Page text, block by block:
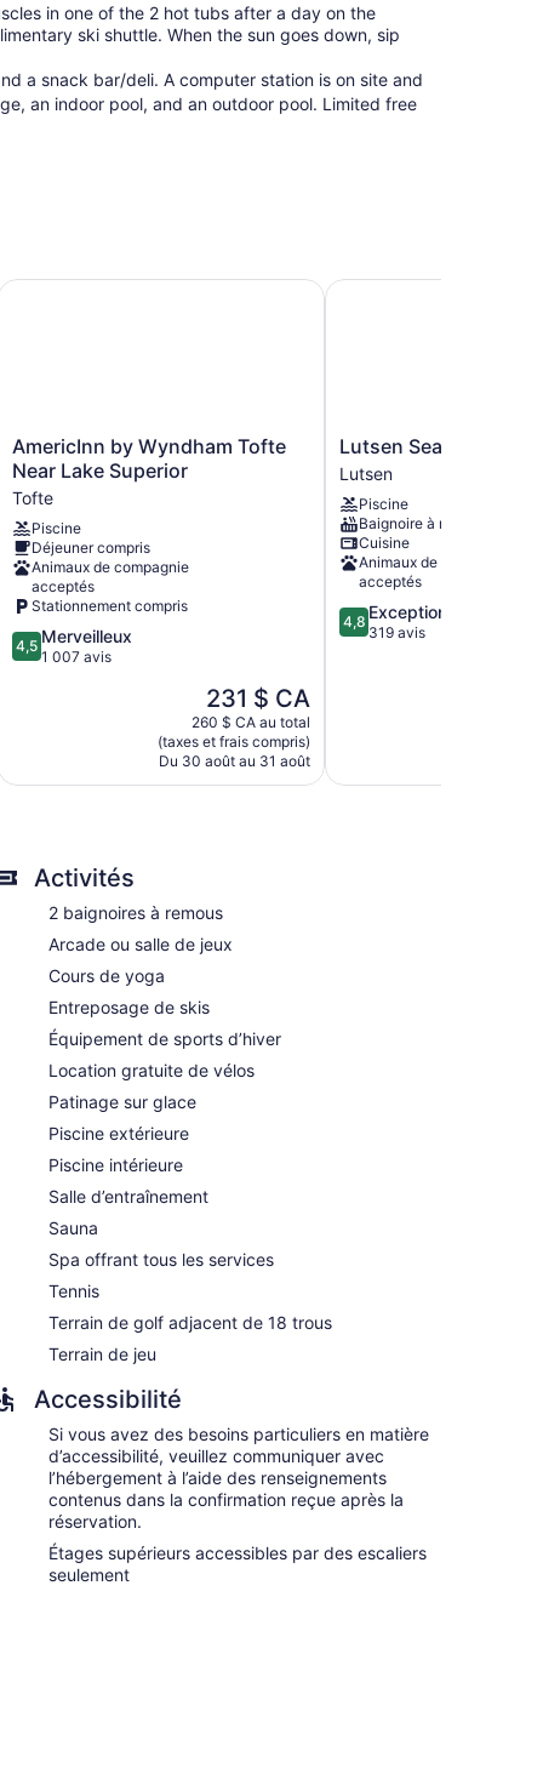
in one of the 2 hot tubs after a day on the
ski shuttle. When the sun goes down, sip
a snack bar/deli. A computer station is on site and
an indoor pool, and an outdoor pool. Limited free
dotés de literie de qualité. Un téléviseur à écran
de baignoire ou douche avec baignoire à
sans fil. Les services d'affaires comprennent
s'appliquer). De plus, les chambres
ménager est assuré sur demande.
Complexe touristique qui propose une gamme
commodité suivante : sauna. Le spa est ouvert
AmericInn
by
Wyndham
Tofte
Near
Lake
Superior
Tofte
AmericInn by Wyndham Tofte
Near Lake Superior
Tofte
Piscine
Déjeuner compris
Animaux de compagnie
acceptés
Stationnement compris
4.5
sur
4,5 Merveilleux
1 007 avis
Le
prix
est
de
231 $ CA
231 $ CA
260 $ CA au total
(taxes et frais compris)
Du 30 août au 31 août
AmericInn by Wyndham Tofte Near Lake Superior
Lutsen
Sea
Villas
Lutsen
Lutsen Sea Villas
Lutsen
Piscine
Baignoire à remous
Cuisine
Animaux de compagnie
acceptés
4.8
sur
4,8 Exceptionnel
319 avis
Lutsen Sea Villas
Activités
2 baignoires à remous
Arcade ou salle de jeux
Cours de yoga
Entreposage de skis
Équipement de sports d’hiver
Location gratuite de vélos
Patinage sur glace
Piscine extérieure
Piscine intérieure
Salle d’entraînement
Sauna
Spa offrant tous les services
Tennis
Terrain de golf adjacent de 18 trous
Terrain de jeu
Accessibilité
Si vous avez des besoins particuliers en matière
d’accessibilité, veuillez communiquer avec
l’hébergement à l’aide des renseignements
contenus dans la confirmation reçue après la
réservation.
Étages supérieurs accessibles par des escaliers
seulement